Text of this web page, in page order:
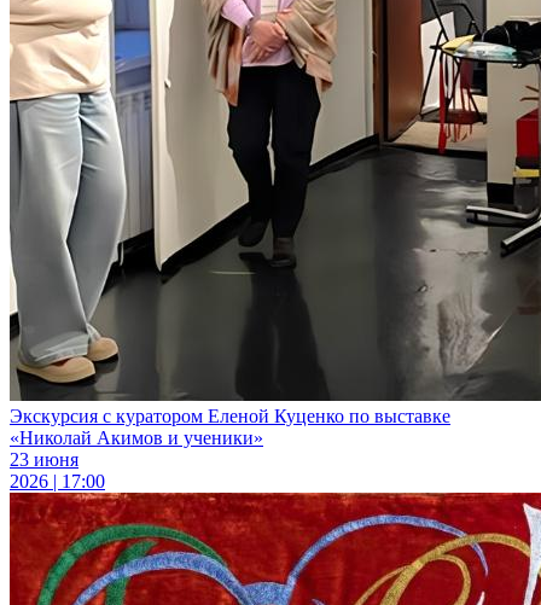
Экскурсия с куратором Еленой Куценко по выставке
«Николай Акимов и ученики»
23 июня
2026 | 17:00